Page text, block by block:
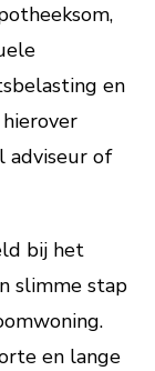
en
adviseur of
bij het
slimme stap
en lange